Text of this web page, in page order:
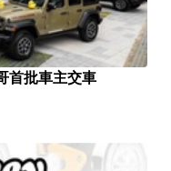
首批車主交車